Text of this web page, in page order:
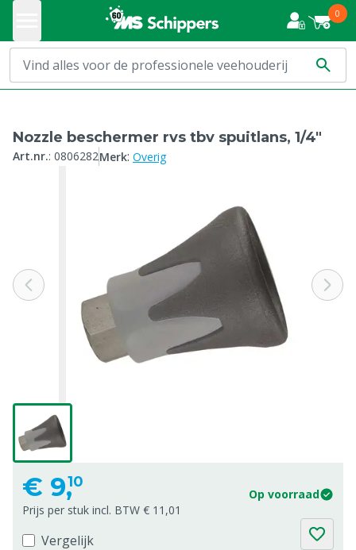
0
Nozzle beschermer rvs tbv spuitlans, 1/4"
Art.nr.: 0806282Merk: Overig
€ 9,10
Op voorraad
Prijs per stuk incl. BTW € 11,01
Vergelijk